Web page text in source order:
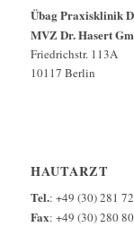
Übag Praxisklinik
MVZ Dr. Hasert
Friedrichstr. 113A
10117 Berlin
HAUTARZT
Tel.: +49 (30) 281
Fax: +49 (30) 280